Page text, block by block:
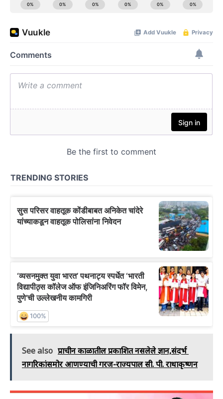
See also प्राचीन काळातील प्रकाशित नसलेले ज्ञान,संदर्भ
नागरिकांसमोर आणण्याची गरज-राज्यपाल सी. पी. राधाकृष्णन